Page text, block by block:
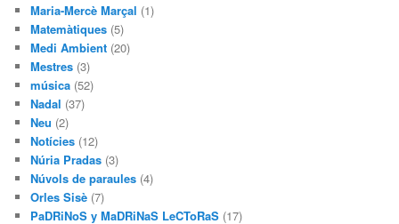
Maria-Mercè Marçal (1)
Matemàtiques (5)
Medi Ambient (20)
Mestres (3)
música (52)
Nadal (37)
Neu (2)
Notícies (12)
Núria Pradas (3)
Núvols de paraules (4)
Orles Sisè (7)
PaDRiNoS y MaDRiNaS LeCToRaS (17)